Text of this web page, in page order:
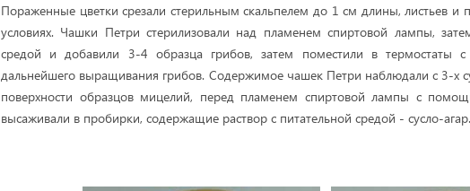
Пораженные цветки срезали стерильным скальпелем до 1 см длины, листьев и
условиях. Чашки Петри стерилизовали над пламенем спиртовой лампы,
средой и добавили 3-4 образца грибов, затем поместили в термостаты с
дальнейшего выращивания грибов. Содержимое чашек Петри наблюдали с 3-х
поверхности образцов мицелий, перед пламенем спиртовой лампы с
высаживали в пробирки, содержащие раствор с питательной средой - сусло-агар.